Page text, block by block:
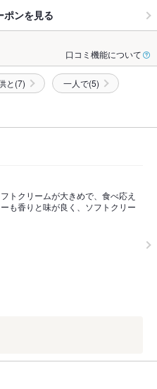
ポンを見る
口コミ機能について
と(7) 一人で(5)
トクリームが大きめで、食べ応え
も香りと味が良く、ソフトクリー